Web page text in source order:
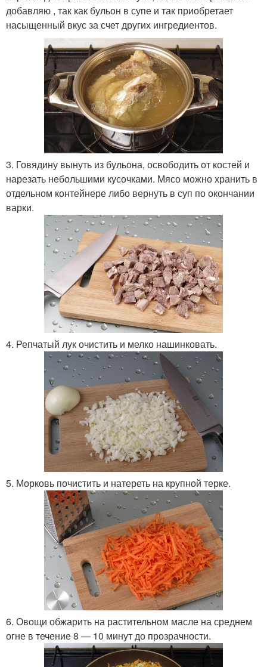
добавляю , так как бульон в супе и так приобретает
насыщенный вкус за счет других ингредиентов.
3. Говядину вынуть из бульона, освободить от костей и
нарезать небольшими кусочками. Мясо можно хранить в
отдельном контейнере либо вернуть в суп по окончании
варки.
4. Репчатый лук очистить и мелко нашинковать.
5. Морковь почистить и натереть на крупной терке.
6. Овощи обжарить на растительном масле на среднем
огне в течение 8 — 10 минут до прозрачности.